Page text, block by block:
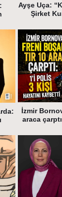
Ayşe Uça:
Şirket
İzmir
araca